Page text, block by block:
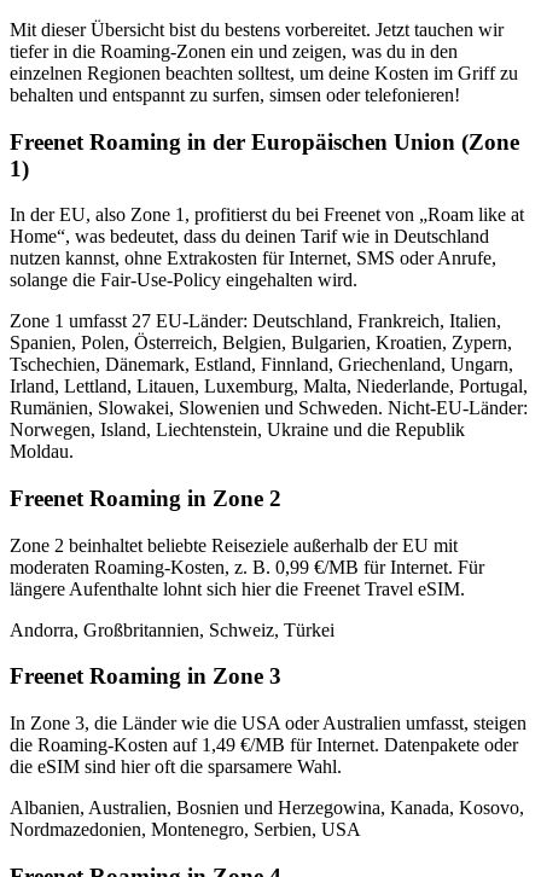
Mit dieser Übersicht bist du bestens vorbereitet. Jetzt tauchen wir
tiefer in die Roaming-Zonen ein und zeigen, was du in den
einzelnen Regionen beachten solltest, um deine Kosten im Griff zu
behalten und entspannt zu surfen, simsen oder telefonieren!
Freenet Roaming in der Europäischen Union (Zone
1)
In der EU, also Zone 1, profitierst du bei Freenet von „Roam like at
Home“, was bedeutet, dass du deinen Tarif wie in Deutschland
nutzen kannst, ohne Extrakosten für Internet, SMS oder Anrufe,
solange die Fair-Use-Policy eingehalten wird.
Zone 1 umfasst 27 EU-Länder: Deutschland, Frankreich, Italien,
Spanien, Polen, Österreich, Belgien, Bulgarien, Kroatien, Zypern,
Tschechien, Dänemark, Estland, Finnland, Griechenland, Ungarn,
Irland, Lettland, Litauen, Luxemburg, Malta, Niederlande, Portugal,
Rumänien, Slowakei, Slowenien und Schweden. Nicht-EU-Länder:
Norwegen, Island, Liechtenstein, Ukraine und die Republik
Moldau.
Freenet Roaming in Zone 2
Zone 2 beinhaltet beliebte Reiseziele außerhalb der EU mit
moderaten Roaming-Kosten, z. B. 0,99 €/MB für Internet. Für
längere Aufenthalte lohnt sich hier die Freenet Travel eSIM.
Andorra, Großbritannien, Schweiz, Türkei
Freenet Roaming in Zone 3
In Zone 3, die Länder wie die USA oder Australien umfasst, steigen
die Roaming-Kosten auf 1,49 €/MB für Internet. Datenpakete oder
die eSIM sind hier oft die sparsamere Wahl.
Albanien, Australien, Bosnien und Herzegowina, Kanada, Kosovo,
Nordmazedonien, Montenegro, Serbien, USA